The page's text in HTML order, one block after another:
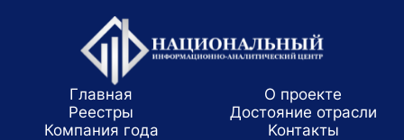
Главная
О проекте
Реестры
Достояние отрасли
Компания года
Koнтaкты